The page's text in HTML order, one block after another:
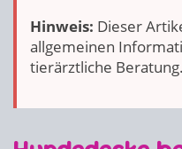
Hinweis: Dieser
allgemeinen
tierärztliche Beratung.